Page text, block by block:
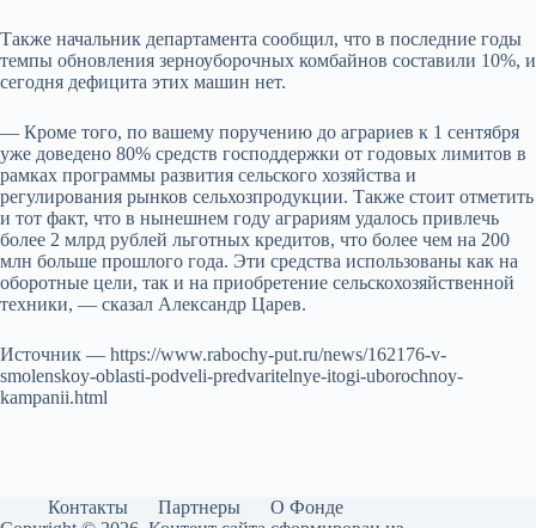
Также начальник департамента сообщил, что в последние годы
темпы обновления зерноуборочных комбайнов составили 10%, и
сегодня дефицита этих машин нет.
— Кроме того, по вашему поручению до аграриев к 1 сентября
уже доведено 80% средств господдержки от годовых лимитов в
рамках программы развития сельского хозяйства и
регулирования рынков сельхозпродукции. Также стоит отметить
и тот факт, что в нынешнем году аграриям удалось привлечь
более 2 млрд рублей льготных кредитов, что более чем на 200
млн больше прошлого года. Эти средства использованы как на
оборотные цели, так и на приобретение сельскохозяйственной
техники, — сказал Александр Царев.
Источник — https://www.rabochy-put.ru/news/162176-v-
smolenskoy-oblasti-podveli-predvaritelnye-itogi-uborochnoy-
kampanii.html
Контакты Партнеры
О Фонде